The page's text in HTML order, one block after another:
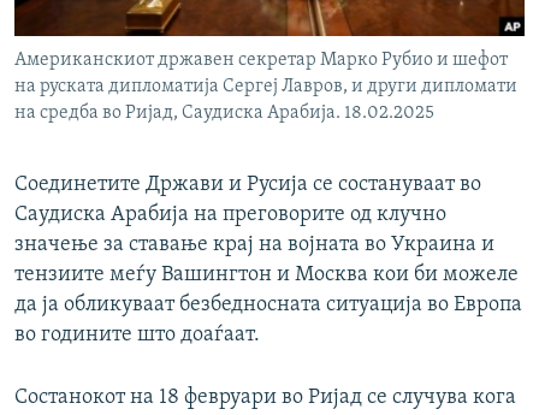
Американскиот државен секретар Марко Рубио и шефот
на руската дипломатија Сергеј Лавров, и други дипломати
на средба во Ријад, Саудиска Арабија. 18.02.2025
Соединетите Држави и Русија се состануваат во
Саудиска Арабија на преговорите од клучно
значење за ставање крај на војната во Украина и
тензиите меѓу Вашингтон и Москва кои би можеле
да ја обликуваат безбедносната ситуација во Европа
во годините што доаѓаат.
Состанокот на 18 февруари во Ријад се случува кога